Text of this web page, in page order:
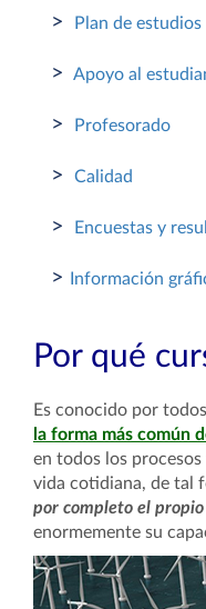
> Plan de estudios
> Apoyo al
> Profesorado
> Calidad
> Encuestas y
> Información
Por qué
Es conocido por
la forma más común
en todos los
vida cotidiana, de tal
por completo el
enormemente su